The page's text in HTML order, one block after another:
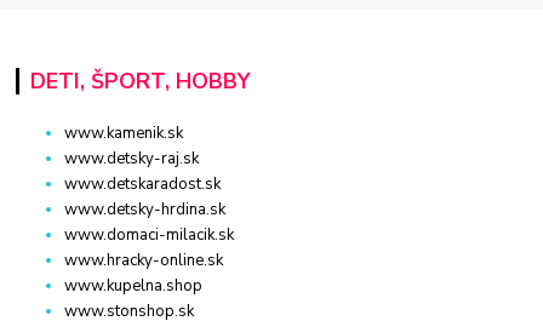
DETI, ŠPORT, HOBBY
www.kamenik.sk
www.detsky-raj.sk
www.detskaradost.sk
www.detsky-hrdina.sk
www.domaci-milacik.sk
www.hracky-online.sk
www.kupelna.shop
www.stonshop.sk